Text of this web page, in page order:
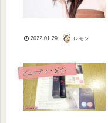
2022.01.29 レモン
ビ
ューティ・ダイエット